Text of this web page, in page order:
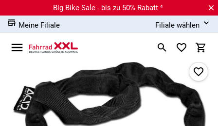
Big Bike Sale - bis zu 50% Rabatt ⁴
Meine Filiale
Filiale wählen